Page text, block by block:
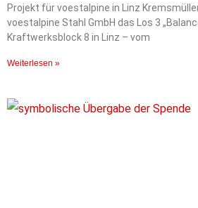
Projekt für voestalpine in Linz
voestalpine Stahl GmbH das Los 3
Kraftwerksblock 8 in Linz – vom
Weiterlesen »